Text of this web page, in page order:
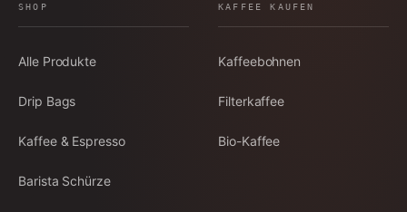
SHOP
Alle Produkte
Drip Bags
Kaffee & Espresso
Barista Schürze
KAFFEE KAUFEN
Kaffeebohnen
Filterkaffee
Bio-Kaffee